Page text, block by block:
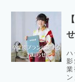
せ
ハ
業